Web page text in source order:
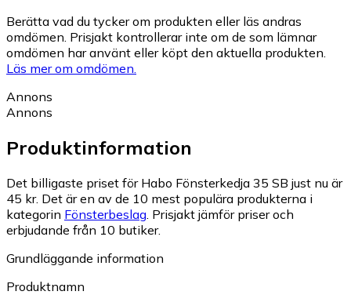
Berätta vad du tycker om produkten eller läs andras
omdömen. Prisjakt kontrollerar inte om de som lämnar
omdömen har använt eller köpt den aktuella produkten.
Läs mer om omdömen.
Annons
Annons
Produktinformation
Det billigaste priset för Habo Fönsterkedja 35 SB just nu är
45 kr. Det är en av de 10 mest populära produkterna i
kategorin Fönsterbeslag. Prisjakt jämför priser och
erbjudande från 10 butiker.
Grundläggande information
Produktnamn